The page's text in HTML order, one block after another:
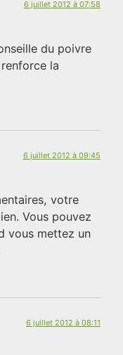
6 juillet 2012 à 07:58
du poivre
la
6 juillet 2012 à 09:45
votre
Vous pouvez
vous mettez un
6 juillet 2012 à 08:11